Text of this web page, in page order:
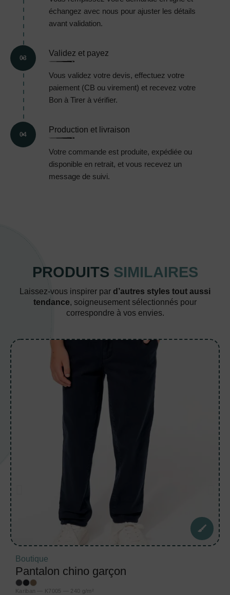
échangez avec nous pour ajuster les détails
avant validation.
03
Validez et payez
Vous validez votre devis, effectuez votre
paiement (CB ou virement) et recevez votre
Bon à Tirer à vérifier.
04
Production et livraison
Votre commande est produite, expédiée ou
disponible en retrait, et vous recevez un
message de suivi.
PRODUITS SIMILAIRES
Laissez-vous inspirer par d’autres styles tout aussi
tendance, soigneusement sélectionnés pour
correspondre à vos envies.
Boutique
Pantalon chino garçon
Kariban — K7005 — 240 g/m²